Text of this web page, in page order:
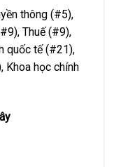
thông (#5),
Thuế (#9),
quốc tế (#21),
Khoa học chính